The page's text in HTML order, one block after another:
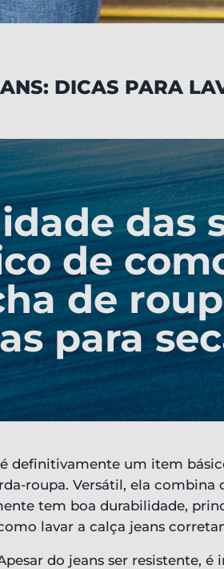
DICAS PARA
das
de
de
para
definitivamente um item
roupa. Versátil, ela combina
tem boa durabilidade,
lavar a calça jeans
do jeans ser resistente, é